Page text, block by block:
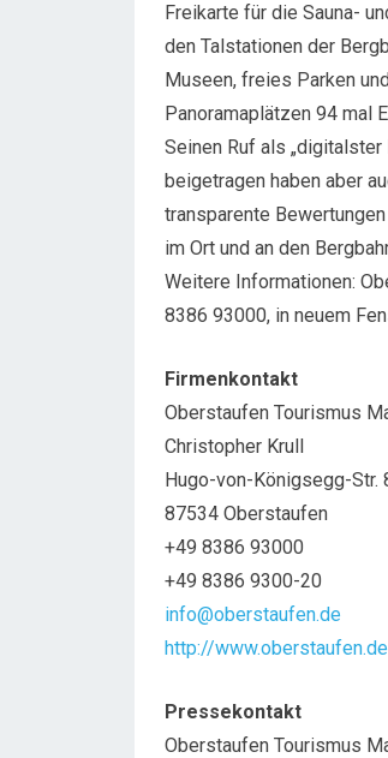
Freikarte für die Sauna-
den Talstationen der
Museen, freies Parken
Panoramaplätzen 94 mal
Seinen Ruf als
beigetragen haben aber
transparente
im Ort und an den
Weitere Informationen:
8386 93000, in neuem
Firmenkontakt
Oberstaufen Tourismus
Christopher Krull
Hugo-von-Königsegg-Str.
87534 Oberstaufen
+49 8386 93000
+49 8386 9300-20
info@oberstaufen.de
http://www.oberstaufen.de
Pressekontakt
Oberstaufen Tourismus